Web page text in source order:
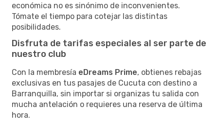
económica no es sinónimo de inconvenientes.
Tómate el tiempo para cotejar las distintas
posibilidades.
Disfruta de tarifas especiales al ser parte de
nuestro club
Con la membresía eDreams Prime, obtienes rebajas
exclusivas en tus pasajes de Cucuta con destino a
Barranquilla, sin importar si organizas tu salida con
mucha antelación o requieres una reserva de última
hora.